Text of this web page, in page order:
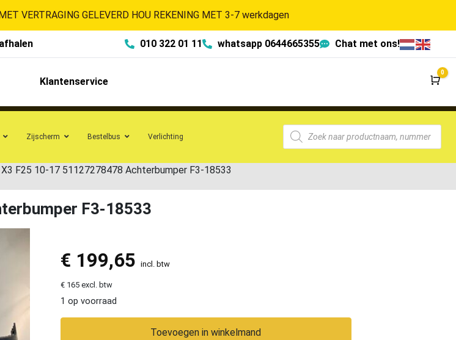
VERTRAGING GELEVERD HOU REKENING MET 3-7 werkdagen
010 322 01 11 whatsapp 0644665355 Chat met ons!
Klantenservice
0
Zijscherm Bestelbus Verlichting
X3 F25 10-17 51127278478 Achterbumper F3-18533
F3-18533
€ 199,65 incl. btw
€ 165 excl. btw
1 op voorraad
Toevoegen in winkelmand